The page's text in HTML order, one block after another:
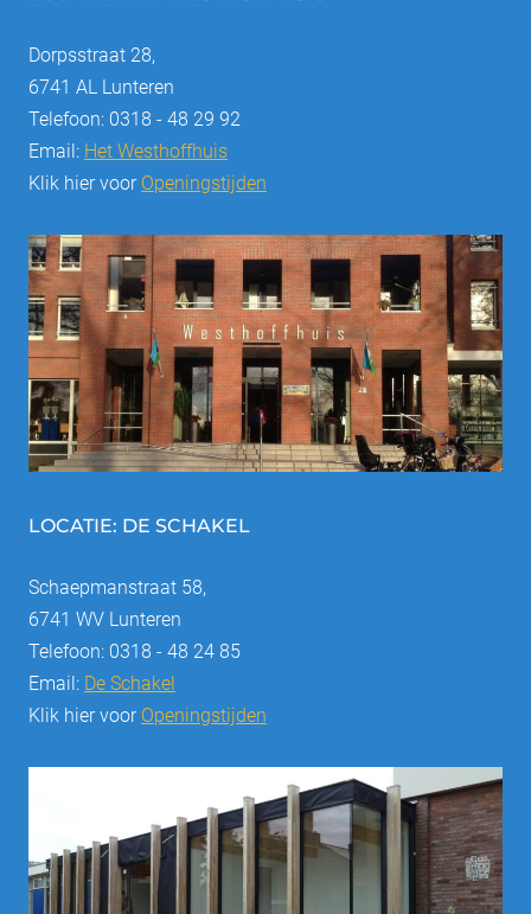
Dorpsstraat 28,
6741 AL Lunteren
Telefoon: 0318 - 48 29 92
Email: Het Westhoffhuis
Klik hier voor Openingstijden
LOCATIE: DE SCHAKEL
Schaepmanstraat 58,
6741 WV Lunteren
Telefoon: 0318 - 48 24 85
Email: De Schakel
Klik hier voor Openingstijden